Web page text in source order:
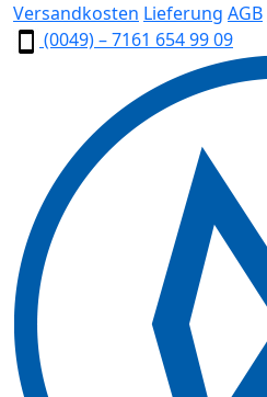
Versandkosten Lieferung AGB
(0049) – 7161 654 99 09